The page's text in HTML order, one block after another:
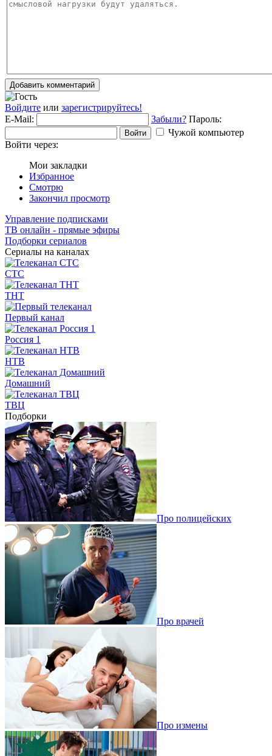
Добавить комментарий
Войдите или зарегистрируйтесь!
E-Mail:
Забыли? Пароль:
Войти
Чужой компьютер
Войти через:
Мои закладки
Избранное
Смотрю
Закончил просмотр
Управление подписками
ТВ онлайн - прямые эфиры
Подборки сериалов
Сериалы на каналах
СТС
ТНТ
Первый канал
Россия 1
НТВ
Домашний
ТВЦ
Подборки
Про полицейских
Про врачей
Про измены